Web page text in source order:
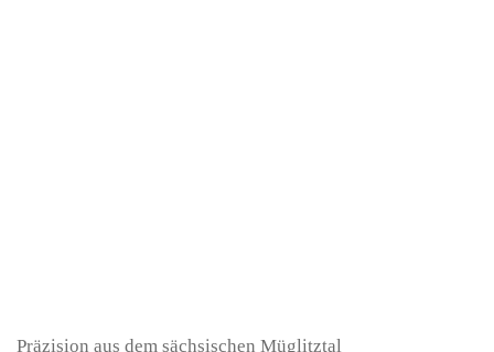
Präzision aus dem sächsischen Müglitztal